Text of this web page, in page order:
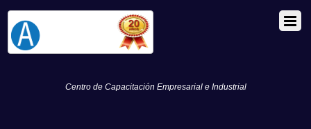
Centro de Capacitación Empresarial e Industrial